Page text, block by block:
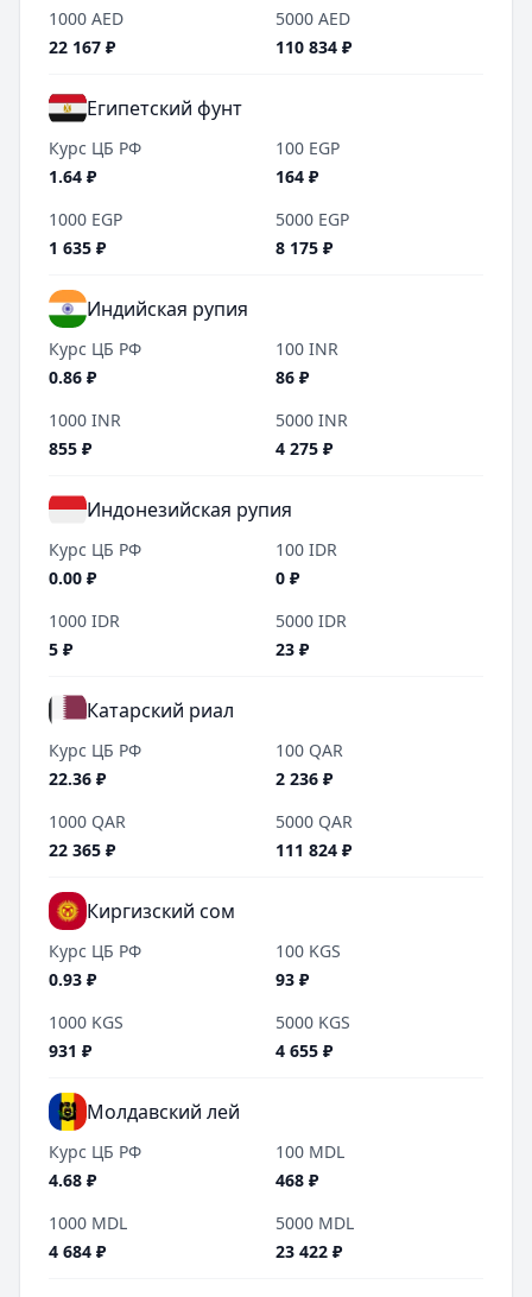
1000 AED
22 167 ₽
5000 AED
110 834 ₽
Египетский фунт
Курс ЦБ РФ
1.64 ₽
100 EGP
164 ₽
1000 EGP
1 635 ₽
5000 EGP
8 175 ₽
Индийская рупия
Курс ЦБ РФ
0.86 ₽
100 INR
86 ₽
1000 INR
855 ₽
5000 INR
4 275 ₽
Индонезийская рупия
Курс ЦБ РФ
0.00 ₽
100 IDR
0 ₽
1000 IDR
5 ₽
5000 IDR
23 ₽
Катарский риал
Курс ЦБ РФ
22.36 ₽
100 QAR
2 236 ₽
1000 QAR
22 365 ₽
5000 QAR
111 824 ₽
Киргизский сом
Курс ЦБ РФ
0.93 ₽
100 KGS
93 ₽
1000 KGS
931 ₽
5000 KGS
4 655 ₽
Молдавский лей
Курс ЦБ РФ
4.68 ₽
100 MDL
468 ₽
1000 MDL
4 684 ₽
5000 MDL
23 422 ₽